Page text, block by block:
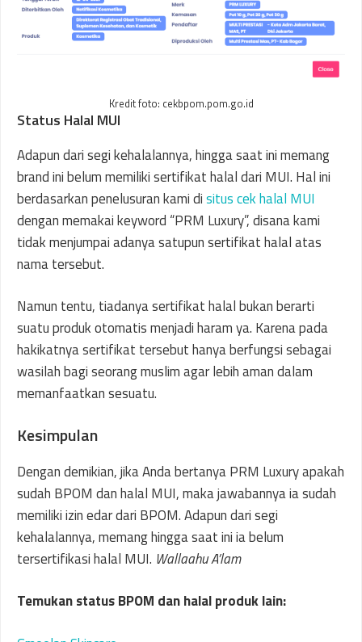
Kredit foto: cekbpom.pom.go.id
Status Halal MUI
Adapun dari segi kehalalannya, hingga saat ini memang
brand ini belum memiliki sertifikat halal dari MUI. Hal ini
berdasarkan penelusuran kami disitus cek halal MUI
dengan memakai keyword “PRM Luxury”, disana kami
tidak menjumpai adanya satupun sertifikat halal atas
nama tersebut.
Namun tentu, tiadanya sertifikat halal bukan berarti
suatu produk otomatis menjadi haram ya. Karena pada
hakikatnya sertifikat tersebut hanya berfungsi sebagai
wasilah bagi seorang muslim agar lebih aman dalam
memanfaatkan sesuatu.
Kesimpulan
Dengan demikian, jika Anda bertanya PRM Luxury apakah
sudah BPOM dan halal MUI, maka jawabannya ia sudah
memiliki izin edar dari BPOM. Adapun dari segi
kehalalannya, memang hingga saat ini ia belum
tersertifikasi halal MUI. Wallaahu A’lam
Temukan status BPOM dan halal produk lain: